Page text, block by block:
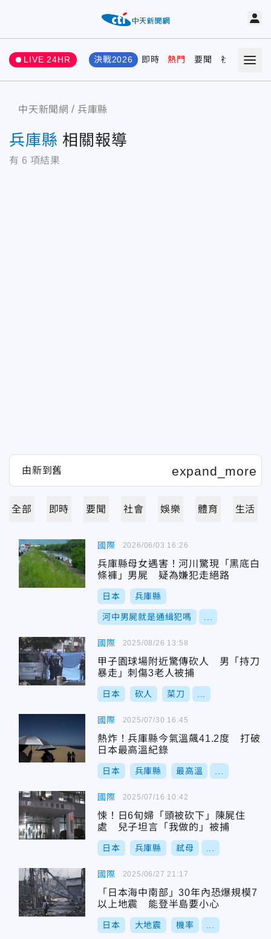
LIVE 24HR 決戰2026 即時 熱門 要聞 社會 娛樂
中天新聞網 兵庫縣
兵庫縣 相關報導
有 6 項結果
全部 即時 要聞 社會 娛樂 體育 生活
國際
兵庫縣母女遇害！河川驚現「黑底白
條褲」男屍 疑為嫌犯走絕路
日本 兵庫縣
河中男屍就是通緝犯嗎
2026/06/03 16:26
國際
甲子園球場附近驚傳砍人 男「持刀
暴走」刺傷3老人被捕
日本 砍人 菜刀
2025/08/26 13:58
國際
熱炸！兵庫縣今氣溫飆41.2度 打破
日本最高溫紀錄
日本 兵庫縣 最高溫
2025/07/30 16:45
國際
悚！日6旬婦「頭被砍下」陳屍住
處 兒子坦言「我做的」被捕
日本 兵庫縣 弒母
2025/07/16 10:42
國際
「日本海中南部」30年內恐爆規模7
以上地震 能登半島要小心
日本 大地震 機率
2025/06/27 21:17